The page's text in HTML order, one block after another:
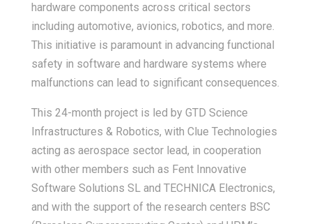
hardware components across critical sectors
including automotive, avionics, robotics, and more.
This initiative is paramount in advancing functional
safety in software and hardware systems where
malfunctions can lead to significant consequences.
This 24-month project is led by GTD Science
Infrastructures & Robotics, with Clue Technologies
acting as aerospace sector lead, in cooperation
with other members such as Fent Innovative
Software Solutions SL and TECHNICA Electronics,
and with the support of the research centers BSC